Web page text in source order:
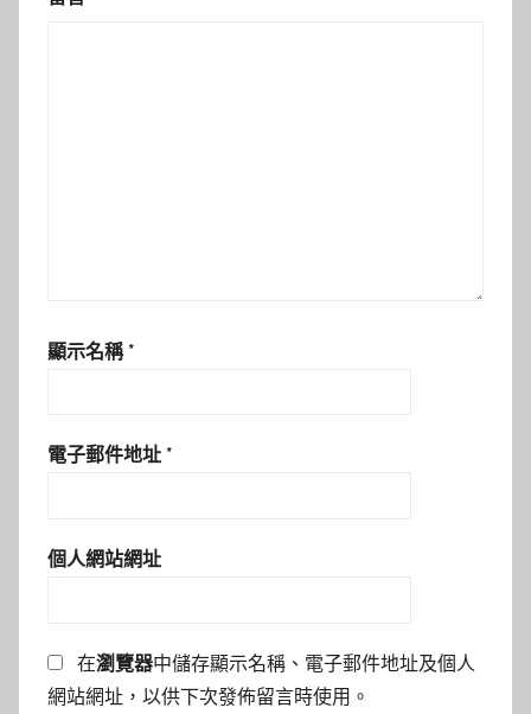
顯示名稱 *
電子郵件地址 *
個人網站網址
在瀏覽器中儲存顯示名稱、電子郵件地址及個人
網站網址，以供下次發佈留言時使用。